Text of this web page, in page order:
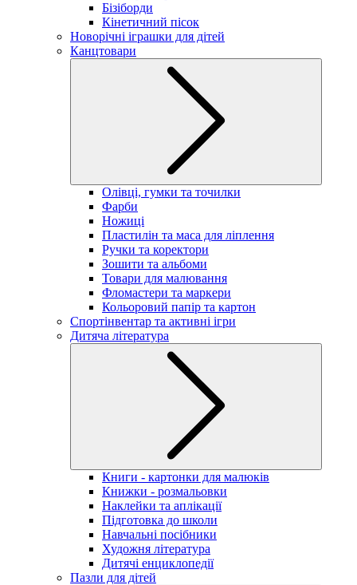
Бізіборди
Кінетичний пісок
Новорічні іграшки для дітей
Канцтовари
Олівці, гумки та точилки
Фарби
Ножиці
Пластилін та маса для ліплення
Ручки та коректори
Зошити та альбоми
Товари для малювання
Фломастери та маркери
Кольоровий папір та картон
Спортінвентар та активні ігри
Дитяча література
Книги - картонки для малюків
Книжки - розмальовки
Наклейки та аплікації
Підготовка до школи
Навчальні посібники
Художня література
Дитячі енциклопедії
Пазли для дітей